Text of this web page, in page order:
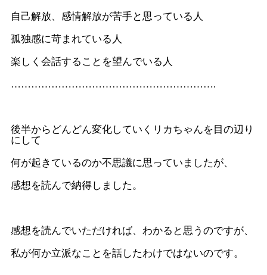
自己解放、感情解放が苦手と思っている人
孤独感に苛まれている人
楽しく会話することを望んでいる人
…………………………………………………….
後半からどんどん変化していくリカちゃんを目の辺り
にして
何が起きているのか不思議に思っていましたが、
感想を読んで納得しました。
感想を読んでいただければ、わかると思うのですが、
私が何か立派なことを話したわけではないのです。